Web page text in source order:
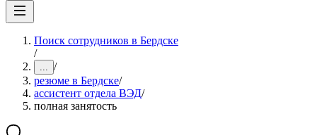
Поиск сотрудников в Бердске
/
... /
резюме в Бердске/
ассистент отдела ВЭД/
полная занятость